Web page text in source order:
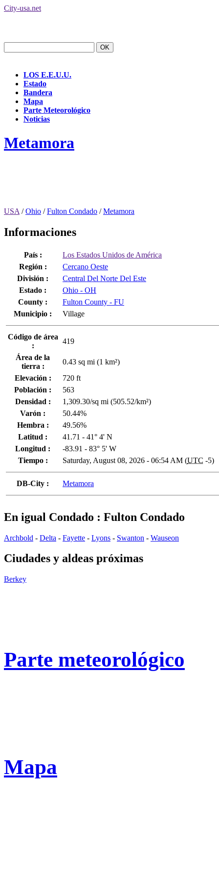
City-usa.net
LOS E.E.U.U.
Estado
Bandera
Mapa
Parte Meteorológico
Noticias
Metamora
USA /Ohio /Fulton Condado /Metamora
Informaciones
País :
Los Estados Unidos de América
Región :
Cercano Oeste
División :
Central Del Norte Del Este
Estado :
Ohio - OH
County :
Fulton County - FU
Municipio :
Village
Código de área
:
419
Área de la
tierra :
0.43 sq mi (1 km²)
Elevación :
720 ft
Población :
563
Densidad :
1,309.30/sq mi (505.52/km²)
Varón :
50.44%
Hembra :
49.56%
Latitud :
41.71 - 41° 4' N
Longitud :
-83.91 - 83° 5' W
Tiempo :
Saturday, August 08, 2026 - 06:54 AM (UTC -5)
DB-City : Metamora
En igual Condado : Fulton Condado
Archbold - Delta - Fayette - Lyons - Swanton - Wauseon
Ciudades y aldeas próximas
Berkey
Parte meteorológico
Mapa